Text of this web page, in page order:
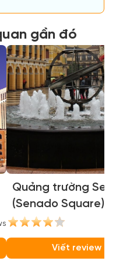
gần đó
Quảng trường
(Senado Square)
Viết review